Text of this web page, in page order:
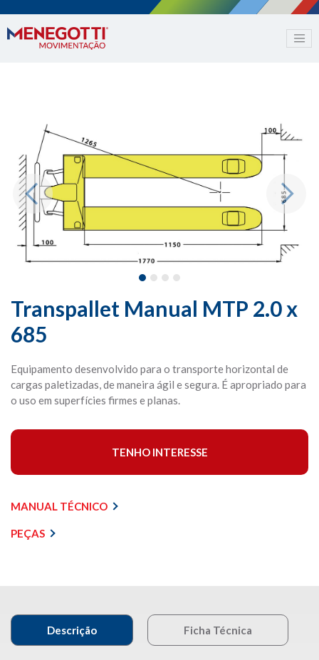
Previous Next
Transpallet Manual MTP 2.0 x
685
Equipamento desenvolvido para o transporte horizontal de
cargas paletizadas, de maneira ágil e segura. É apropriado para
o uso em superfícies firmes e planas.
TENHO INTERESSE
MANUAL TÉCNICO
PEÇAS
Descrição Ficha Técnica